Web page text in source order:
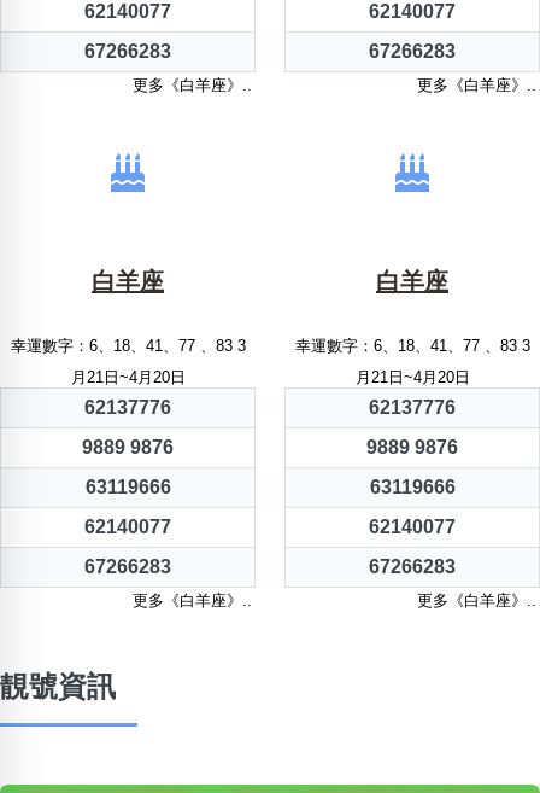
62140077
67266283
更多《白羊座》..
62140077
67266283
更多《白羊座》..
白羊座
幸運數字：6、18、41、77 、83 3
月21日~4月20日
62137776
9889 9876
63119666
62140077
67266283
更多《白羊座》..
白羊座
幸運數字：6、18、41、77 、83 3
月21日~4月20日
62137776
9889 9876
63119666
62140077
67266283
更多《白羊座》..
靚號資訊